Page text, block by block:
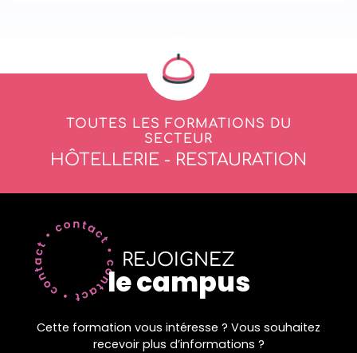
TOUTES LES FORMATIONS DU
SECTEUR
HÔTELLERIE - RESTAURATION
REJOIGNEZ
le campus
Cette formation vous intéresse ? Vous souhaitez
recevoir plus d’informations ?